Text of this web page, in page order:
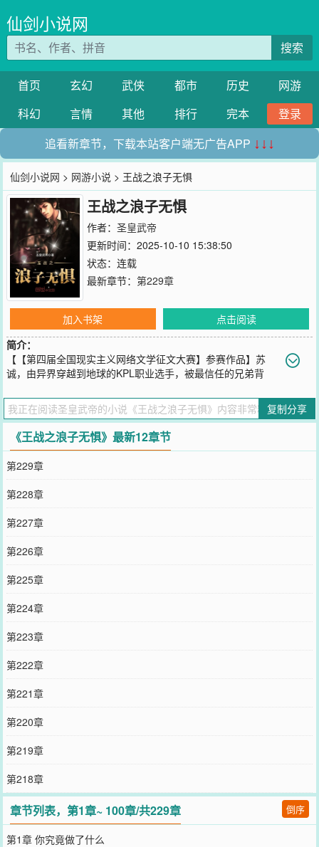
仙剑小说网
搜索
首页 玄幻 武侠 都市 历史
网游
科幻
言情 其他 排行 完本
登录
追看新章节，下载本站客户端无广告APP ↓↓↓
仙剑小说网 > 网游小说 > 王战之浪子无惧
王战之浪子无惧
作者： 圣皇武帝
更新时间：2025-10-10 15:38:50
状态：连载
最新章节： 第229章
加入书架
点击阅读
简介：
【【第四届全国现实主义网络文学征文大赛】参赛作品】苏
诚，由异界穿越到地球的KPL职业选手，被最信任的兄弟背
游戏的浪子，众叛亲离的他遇见了许许多多像他一样，怀揣着王者之
梦的浪子，并率领浪子战队向KPL最高荣誉发起挑战，历经坎坷，誓
要走向巅峰。
您要是觉得《王战之浪子无惧 》还不错的话请不要忘记向您QQ群和微
博微信里的朋友推荐哦！
复制分享
《王战之浪子无惧》最新12章节
第229章
第228章
第227章
第226章
第225章
第224章
第223章
第222章
第221章
第220章
第219章
第218章
章节列表，第1章~ 100章/共229章 倒序
第1章 你究竟做了什么